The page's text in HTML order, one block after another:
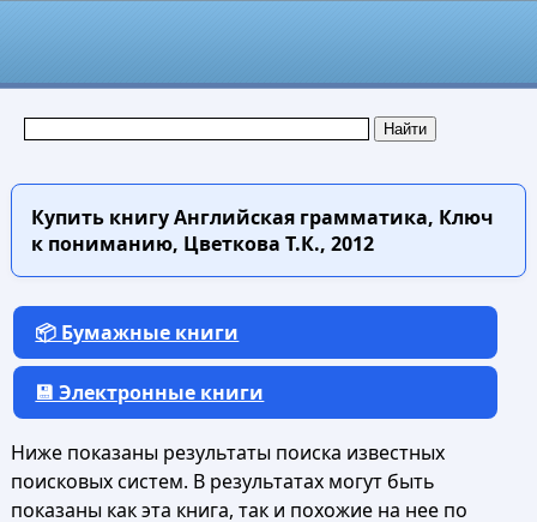
Купить книгуАнглийская грамматика, Ключ
к пониманию, Цветкова Т.К., 2012
📦 Бумажные книги
💾 Электронные книги
Ниже показаны результаты поиска известных
поисковых систем. В результатах могут быть
показаны как эта книга, так и похожие на нее по